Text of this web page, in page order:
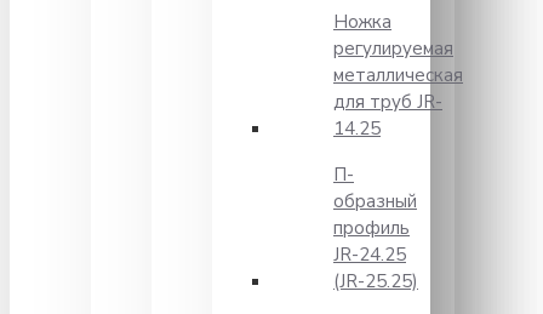
Ножка
регулируемая
металлическая
для труб JR-
14.25
П-
образный
профиль
JR-24.25
(JR-25.25)